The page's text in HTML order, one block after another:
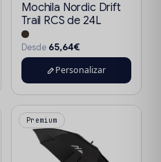
Mochila Nordic Drift
Trail RCS de 24L
Desde 65,64€
Personalizar
Premium